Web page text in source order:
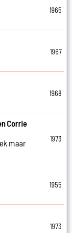
1965
1967
1968
Corrie
maar
1973
1955
1973